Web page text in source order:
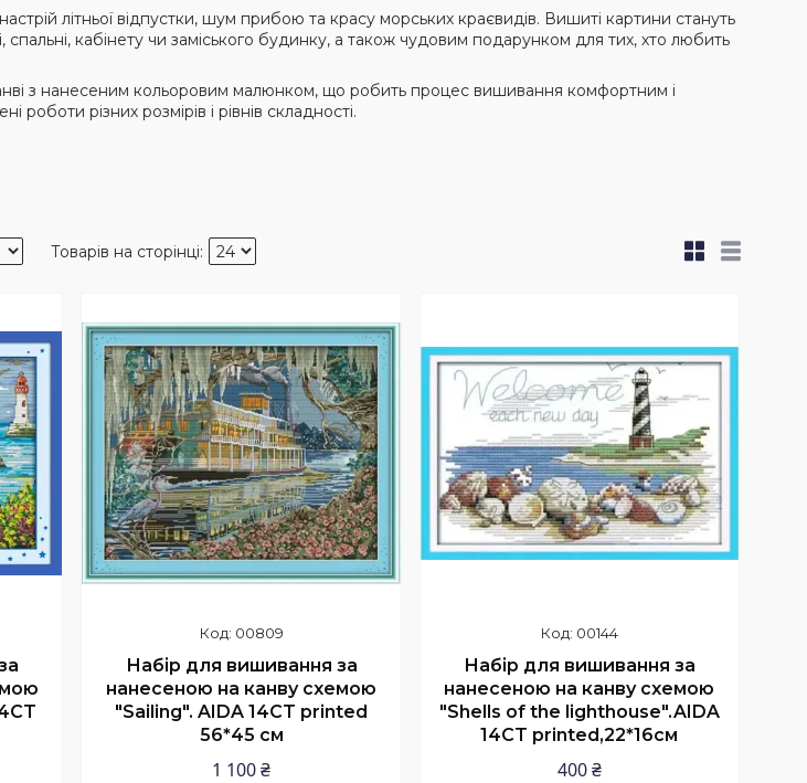
літньої відпустки, шум прибою та красу морських краєвидів. Вишиті картини стануть
спальні, кабінету чи заміського будинку, а також чудовим подарунком для тих, хто любить
з нанесеним кольоровим малюнком, що робить процес вишивання комфортним і
роботи різних розмірів і рівнів складності.
00809
Набір для вишивання за
нанесеною на канву схемою
"Sailing". AIDA 14CT printed
56*45 см
1 100 ₴
00144
Набір для вишивання за
нанесеною на канву схемою
"Shells of the lighthouse".AIDA
14CT printed,22*16см
400 ₴